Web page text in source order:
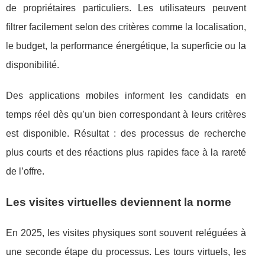
de propriétaires particuliers. Les utilisateurs peuvent
filtrer facilement selon des critères comme la localisation,
le budget, la performance énergétique, la superficie ou la
disponibilité.
Des applications mobiles informent les candidats en
temps réel dès qu’un bien correspondant à leurs critères
est disponible. Résultat : des processus de recherche
plus courts et des réactions plus rapides face à la rareté
de l’offre.
Les visites virtuelles deviennent la norme
En 2025, les visites physiques sont souvent reléguées à
une seconde étape du processus. Les tours virtuels, les